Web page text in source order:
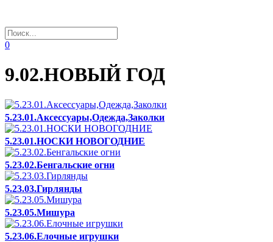
0
9.02.НОВЫЙ ГОД
5.23.01.Аксессуары,Одежда,Заколки
5.23.01.НОСКИ НОВОГОДНИЕ
5.23.02.Бенгальские огни
5.23.03.Гирлянды
5.23.05.Мишура
5.23.06.Елочные игрушки